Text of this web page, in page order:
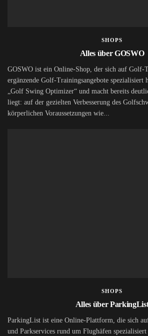
SHOPS
Alles über GOSWO
GOSWO ist ein Online-Shop, der sich auf Golf-
ergänzende Golf-Trainingsangebote spezialisiert
„Golf Swing Optimizer“ und macht bereits
liegt: auf der gezielten Verbesserung des
körperlichen Voraussetzungen wie...
SHOPS
Alles über
ParkingList ist eine Online-Plattform, die sich
und Parkservices rund um Flughäfen